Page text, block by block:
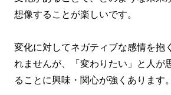
想像することが楽しいです。
変化に対してネガティブな感情を抱
れませんが、「変わりたい」と人が
ることに興味・関心が強くあります。